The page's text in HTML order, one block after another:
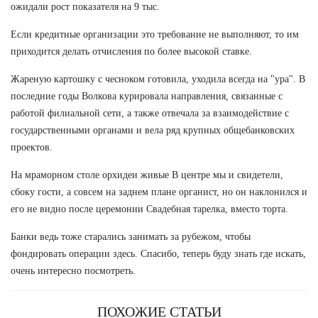
ожидали рост показателя на 9 тыс.
Если кредитные организации это требование не выполняют, то им
приходится делать отчисления по более высокой ставке.
Жареную картошку с чесноком готовила, уходила всегда на "ура". В
последние годы Волкова курировала направления, связанные с
работой филиальной сети, а также отвечала за взаимодействие с
государственными органами и вела ряд крупных общебанковских
проектов.
На мраморном столе орхидеи живые В центре мы и свидетели,
сбоку гости, а совсем на заднем плане органист, но он наклонился и
его не видно после церемонии Свадебная тарелка, вместо торта.
Банки ведь тоже старались занимать за рубежом, чтобы
фондировать операции здесь. Спасибо, теперь буду знать где искать,
очень интересно посмотреть.
ПОХОЖИЕ СТАТЬИ